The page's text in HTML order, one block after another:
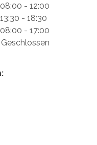
08:00 - 12:00
13:30 - 18:30
08:00 - 17:00
Geschlossen